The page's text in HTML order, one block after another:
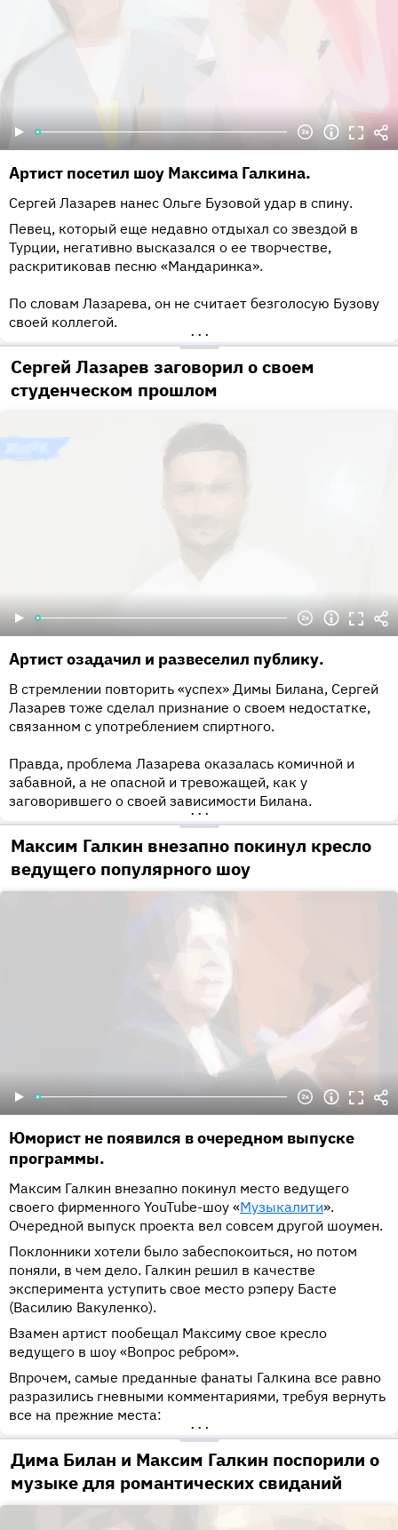
Артист посетил шоу Максима Галкина.
Сергей Лазарев нанес Ольге Бузовой удар в спину.
Певец, который еще недавно отдыхал со звездой в
Турции, негативно высказался о ее творчестве,
раскритиковав песню «Мандаринка».
По словам Лазарева, он не считает безголосую Бузову
своей коллегой.
•••
Сергей Лазарев заговорил о своем
студенческом прошлом
Артист озадачил и развеселил публику.
В стремлении повторить «успех» Димы Билана, Сергей
Лазарев тоже сделал признание о своем недостатке,
связанном с употреблением спиртного.
Правда, проблема Лазарева оказалась комичной и
забавной, а не опасной и тревожащей, как у
заговорившего о своей зависимости Билана.
•••
Максим Галкин внезапно покинул кресло
ведущего популярного шоу
Юморист не появился в очередном выпуске
программы.
Максим Галкин внезапно покинул место ведущего
своего фирменного YouTube-шоу «Музыкалити».
Очередной выпуск проекта вел совсем другой шоумен.
Поклонники хотели было забеспокоиться, но потом
поняли, в чем дело. Галкин решил в качестве
эксперимента уступить свое место рэперу Басте
(Василию Вакуленко).
Взамен артист пообещал Максиму свое кресло
ведущего в шоу «Вопрос ребром».
Впрочем, самые преданные фанаты Галкина все равно
разразились гневными комментариями, требуя вернуть
все на прежние места:
•••
Дима Билан и Максим Галкин поспорили о
музыке для романтических свиданий